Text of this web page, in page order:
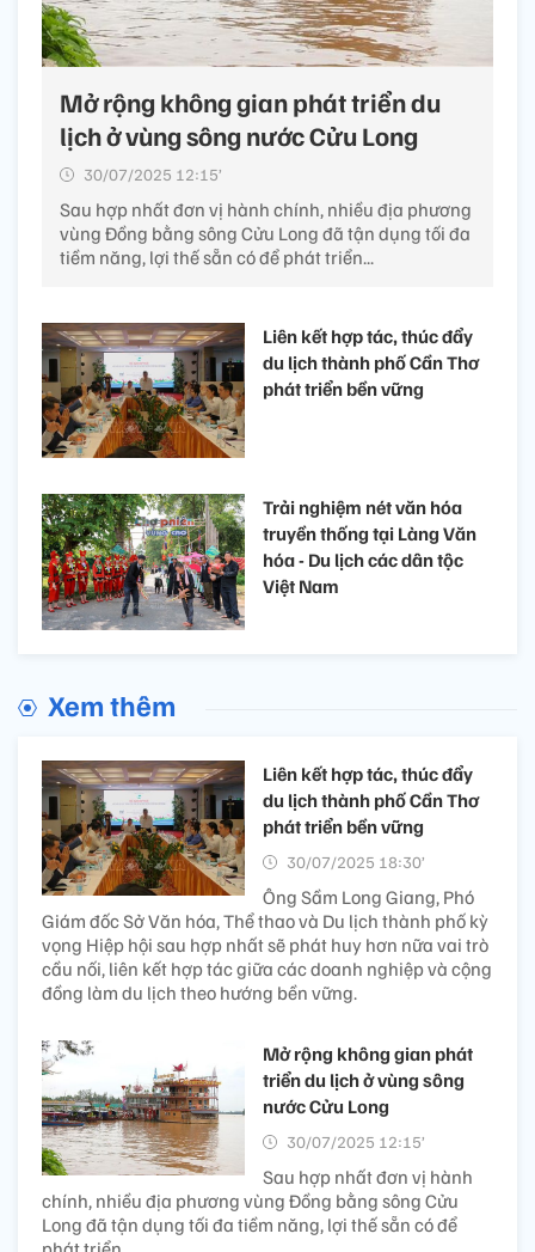
Mở rộng không gian phát triển du
lịch ở vùng sông nước Cửu Long
30/07/2025 12:15’
Sau hợp nhất đơn vị hành chính, nhiều địa phương
vùng Đồng bằng sông Cửu Long đã tận dụng tối đa
tiềm năng, lợi thế sẵn có để phát triển...
Liên kết hợp tác, thúc đẩy
du lịch thành phố Cần Thơ
phát triển bền vững
Trải nghiệm nét văn hóa
truyền thống tại Làng Văn
hóa - Du lịch các dân tộc
Việt Nam
Xem thêm
Liên kết hợp tác, thúc đẩy
du lịch thành phố Cần Thơ
phát triển bền vững
30/07/2025 18:30’
Ông Sầm Long Giang, Phó
Giám đốc Sở Văn hóa, Thể thao và Du lịch thành phố kỳ
vọng Hiệp hội sau hợp nhất sẽ phát huy hơn nữa vai trò
cầu nối, liên kết hợp tác giữa các doanh nghiệp và cộng
đồng làm du lịch theo hướng bền vững.
Mở rộng không gian phát
triển du lịch ở vùng sông
nước Cửu Long
30/07/2025 12:15’
Sau hợp nhất đơn vị hành
chính, nhiều địa phương vùng Đồng bằng sông Cửu
Long đã tận dụng tối đa tiềm năng, lợi thế sẵn có để